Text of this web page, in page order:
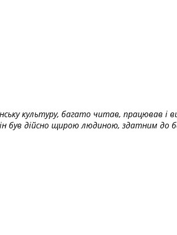
культуру, багато читав, працював і
був дійсно щирою людиною, здатним до